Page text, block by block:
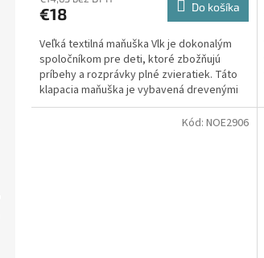
€18 Do košíka
Veľká textilná maňuška Vlk je dokonalým
spoločníkom pre deti, ktoré zbožňujú
príbehy a rozprávky plné zvieratiek. Táto
klapacia maňuška je vybavená drevenými
doštičkami, ktoré...
Kód: NOE2906